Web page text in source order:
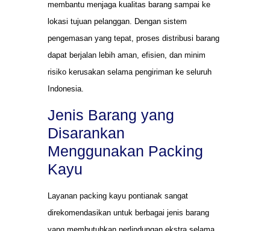
membantu menjaga kualitas barang sampai ke
lokasi tujuan pelanggan. Dengan sistem
pengemasan yang tepat, proses distribusi barang
dapat berjalan lebih aman, efisien, dan minim
risiko kerusakan selama pengiriman ke seluruh
Indonesia.
Jenis Barang yang
Disarankan
Menggunakan Packing
Kayu
Layanan packing kayu pontianak sangat
direkomendasikan untuk berbagai jenis barang